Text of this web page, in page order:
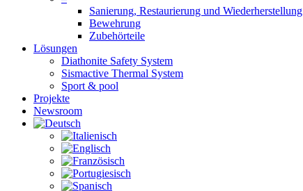
Sanierung, Restaurierung und Wiederherstellung
Bewehrung
Zubehörteile
Lösungen
Diathonite Safety System
Sismactive Thermal System
Sport & pool
Projekte
Newsroom